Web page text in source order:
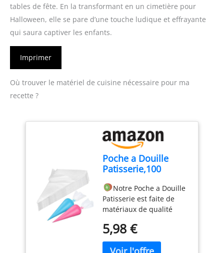
tables de fête. En la transformant en un cimetière pour
Halloween, elle se pare d’une touche ludique et effrayante
qui saura captiver les enfants.
Imprimer
Où trouver le matériel de cuisine nécessaire pour ma
recette ?
Poche a Douille
Patisserie,100
Jetables, Poches à
Douille
Professionnelles,
Poches à Douille
Jetables pour
Pâtisserie,Très
Notre Poche a Douille
Patisserie est faite de
matériaux de qualité
et inodores, sûrs et sains
stables, durables,
5,98 €